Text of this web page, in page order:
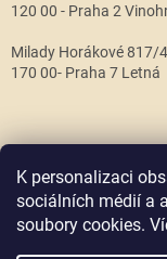
K personalizaci
sociálních médií a
soubory cookies.
120 00 - Praha 2
Milady Horákové 817/
170 00- Praha 7 Letná